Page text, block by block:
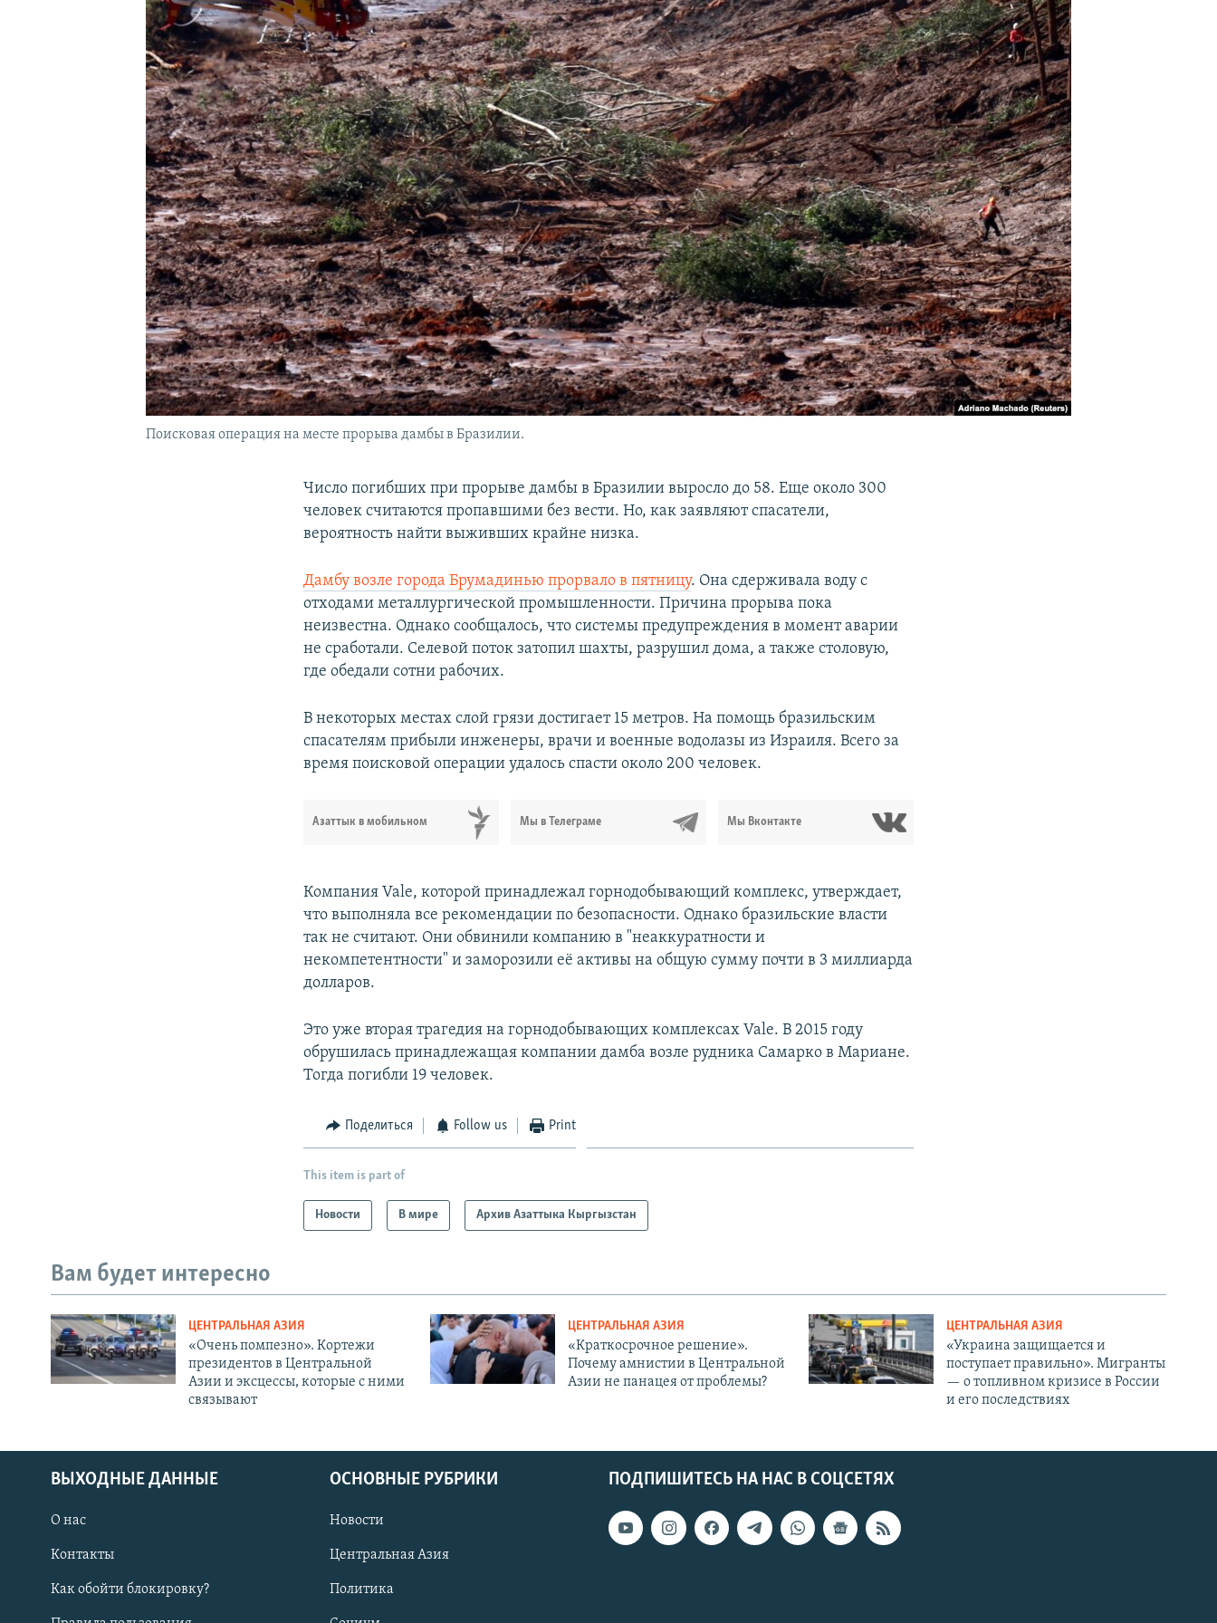
Поисковая операция на месте прорыва дамбы в Бразилии.
Число погибших при прорыве дамбы в Бразилии выросло до 58. Еще около 300
человек считаются пропавшими без вести. Но, как заявляют спасатели,
вероятность найти выживших крайне низка.
Дамбу возле города Брумадинью прорвало в пятницу. Она сдерживала воду с
отходами металлургической промышленности. Причина прорыва пока
неизвестна. Однако сообщалось, что системы предупреждения в момент аварии
не сработали. Селевой поток затопил шахты, разрушил дома, а также столовую,
где обедали сотни рабочих.
В некоторых местах слой грязи достигает 15 метров. На помощь бразильским
спасателям прибыли инженеры, врачи и военные водолазы из Израиля. Всего за
время поисковой операции удалось спасти около 200 человек.
Азаттык в мобильном Мы в Телеграме Мы Вконтакте
Компания Vale, которой принадлежал горнодобывающий комплекс, утверждает,
что выполняла все рекомендации по безопасности. Однако бразильские власти
так не считают. Они обвинили компанию в "неаккуратности и
некомпетентности" и заморозили её активы на общую сумму почти в 3 миллиарда
долларов.
Это уже вторая трагедия на горнодобывающих комплексах Vale. В 2015 году
обрушилась принадлежащая компании дамба возле рудника Самарко в Мариане.
Тогда погибли 19 человек.
Поделиться Follow us Print
This item is part of
Новости В мире Архив Азаттыка Кыргызстан
Вам будет интересно
ЦЕНТРАЛЬНАЯ АЗИЯ
«Очень помпезно». Кортежи
президентов в Центральной
Азии и эксцессы, которые с ними
связывают
ЦЕНТРАЛЬНАЯ АЗИЯ
«Краткосрочное решение».
Почему амнистии в Центральной
Азии не панацея от проблемы?
ЦЕНТРАЛЬНАЯ АЗИЯ
«Украина защищается и
поступает правильно». Мигранты
— о топливном кризисе в России
и его последствиях
ПОДПИШИТЕСЬ НА НАС В СОЦСЕТЯХ
ВЫХОДНЫЕ ДАННЫЕ
О нас
Контакты
Как обойти блокировку?
ОСНОВНЫЕ РУБРИКИ
Новости
Центральная Азия
Политика